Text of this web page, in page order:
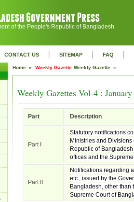
of the People's Republic of Bangladesh
CONTACT US | SITEMAP | FAQ |
Home » Weekly Gazette Weekly Gazette »
Weekly Gazettes Vol-4 :
Part Description
Part I
Statutory notifications
Ministries and Divisions
Republic of
offices and the
Part II
Notifications regarding
etc., issued by the
Bangladesh, other than
Supreme Court of